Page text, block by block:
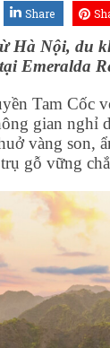
Share
Hà Nội, du
Emeralda
Tam Cốc
gian nghỉ
vàng son,
gỗ vững